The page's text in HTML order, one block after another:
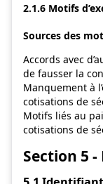
2.1.6 Motifs
Sources des
Accords avec
de fausser la
Manquement à
cotisations de
Motifs liés au
cotisations de
Section 5 -